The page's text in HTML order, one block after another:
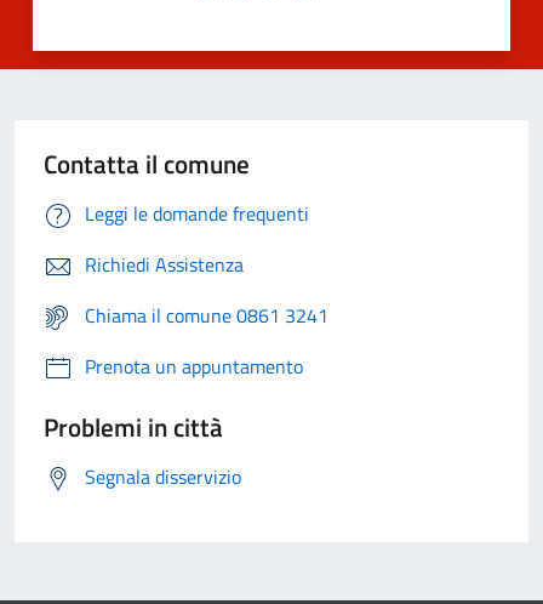
Contatta il comune
Leggi le domande frequenti
Richiedi Assistenza
Chiama il comune 0861 3241
Prenota un appuntamento
Problemi in città
Segnala disservizio